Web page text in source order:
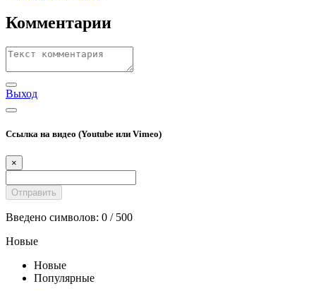
Комментарии
Выход
Ссылка на видео (Youtube или Vimeo)
×
Введено символов: 0 / 500
Новые
Новые
Популярные